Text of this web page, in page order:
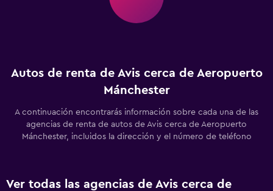
Autos de renta de Avis cerca de Aeropuerto
Mánchester
A continuación encontrarás información sobre cada una de las
agencias de renta de autos de Avis cerca de Aeropuerto
Mánchester, incluidos la dirección y el número de teléfono
Ver todas las agencias de Avis cerca de